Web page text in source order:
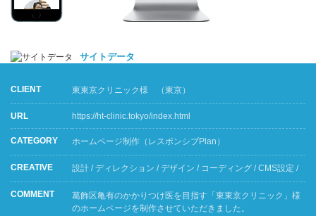
サイトデータ
CLIENT 東東京クリニック様 （東京）
URL https://ht-clinic.tokyo/index.html
CATEGORY ホームページ制作（レスポンシブPlan）
CREATIVE 設計 / ディレクション / デザイン / コーディング / CMS設定 /
COMMENT
葛飾区亀有のかかりつけ医を目指す「東東京クリニック」様
のホームページを制作させていただきました。